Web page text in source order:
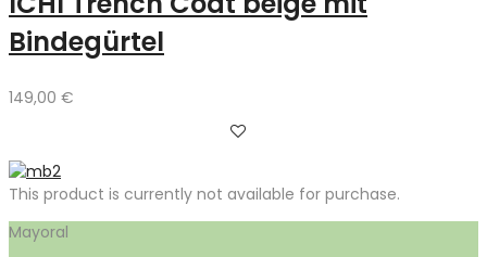
Bindegürtel
149,00 €
This product is currently not available for purchase.
Mayoral